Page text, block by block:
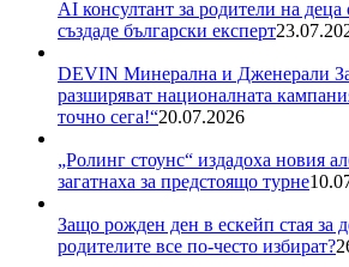
AI консултант за родители на
създаде български експерт
DEVIN Минерална и Дженерали
разширяват националната
точно сега!“20.07.2026
„Ролинг стоунс“ издадоха новия
загатнаха за предстоящо турне
Защо рожден ден в ескейп стая за
родителите все по-често избират?